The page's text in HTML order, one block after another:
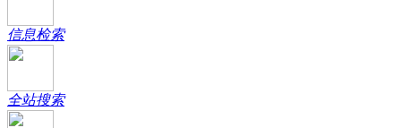
信息检索
全站搜索